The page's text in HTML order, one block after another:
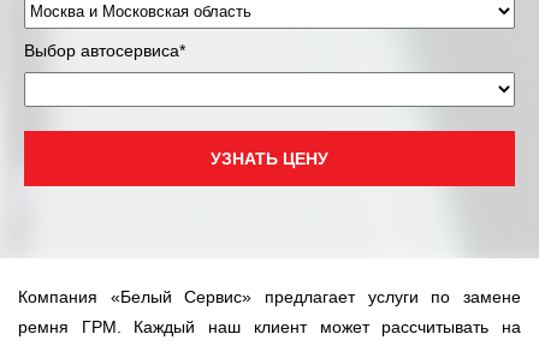
Нижний Новгород
Новосибирск
Одинцово
Орёл
Пенза
Выбор автосервиса*
УЗНАТЬ ЦЕНУ
Компания «Белый Сервис» предлагает услуги по замене
ремня ГРМ. Каждый наш клиент может рассчитывать на